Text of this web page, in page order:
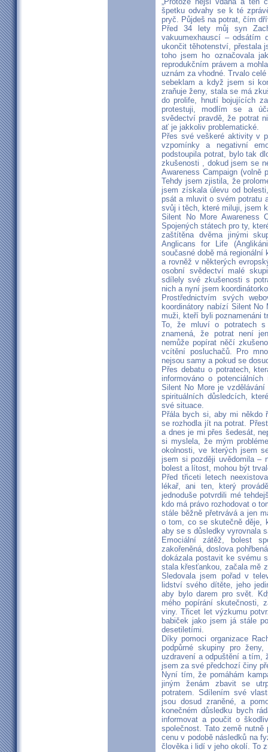
špetku odvahy se k té
pryč. Půjdeš na potrat, čím
Před 34 lety můj syn
vakuumexhauscí – odsátím
ukončit těhotenství, přestala
toho jsem ho označovala
reprodukčním právem a
uznám za vhodné. Trvalo
sebeklam a když jsem si
zraňuje ženy, stala se má
do prolife, hnutí bojujících
protestuji, modlím se a
svědectví pravdě, že potrat
ať je jakkoliv problematické.
Přes své veškeré aktivity v
vzpomínky a negativní
podstoupila potrat, bylo tak
zkušenosti , dokud jsem se
Awareness Campaign (volně
Tehdy jsem zjistila, že
jsem získala úlevu od
psát a mluvit o svém potratu
svůj i těch, které miluji, jsem
Silent No More Awareness
Spojených státech pro ty,
zaštítěna dvěma jinými
Anglicans for Life
současné době má regionální
a rovněž v některých
osobní svědectví malé
sdílely své zkušenosti s
nich a nyní jsem
Prostřednictvím svých
koordinátory nabízí Silent
muži, kteří byli poznamenáni
To, že mluví o potratech s
znamená, že potrat není
nemůže popírat něčí
vcítění posluchačů. Pro
nejsou samy a pokud se
Přes debatu o potratech,
informováno o
Silent No More je
spirituálních důsledcích,
své situace.
Přála bych si, aby mi někdo
se rozhodla jít na potrat.
a dnes je mi přes šedesát,
si myslela, že mým
okolnosti, ve kterých jsem
jsem si později uvědomila –
bolest a lítost, mohou být
Před třiceti letech
lékař, ani ten, který
jednoduše potvrdili mé
kdo má právo rozhodovat o
stále běžně přetrvává a jen
o tom, co se skutečně děje,
aby se s důsledky vyrovnala
Emociální zátěž, bolest
zakořeněná, doslova
dokázala postavit ke svému
stala křesťankou, začala mě
Sledovala jsem pořad v
lidství svého dítěte, jeho
aby bylo darem pro svět.
mého popírání skutečnosti,
viny. Třicet let výzkumu
babiček jako jsem já stále
desetiletími.
Díky pomoci organizace
podpůrné skupiny pro
uzdravení a odpuštění a tím,
jsem za své předchozí činy
Nyní tím, že pomáhám
jiným ženám zbavit se
potratem. Sdílením své
jsou dosud zraněné, a
konečném důsledku bych
informovat a poučit o
společnost. Tato země nutně
cenu v podobě následků na
člověka i lidí v jeho okolí. To